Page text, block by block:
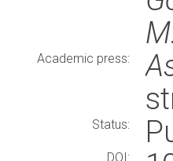
Academic press:
Status:
DOI: